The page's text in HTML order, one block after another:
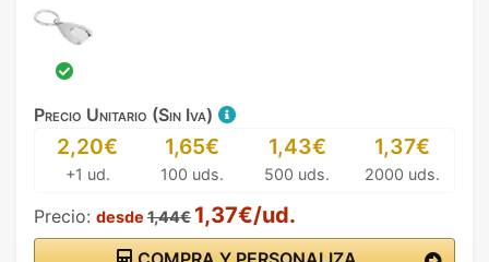
Precio Unitario (Sin Iva)
2,20€
+1 ud.
1,65€
100 uds.
1,43€
500 uds.
1,37€
2000 uds.
Precio: desde 1,44€ 1,37€/ud.